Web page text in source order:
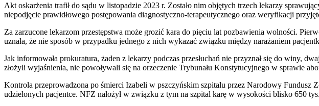
Akt oskarżenia trafił do sądu w listopadzie 2023 r. Zostało nim objętych trzech lekarzy
niepodjęcie prawidłowego postępowania diagnostyczno-terapeutycznego oraz weryfikacji
Za zarzucone lekarzom przestępstwa może grozić kara do pięciu lat pozbawienia wolności.
uznała, że nie sposób w przypadku jednego z nich wykazać związku między narażaniem
Jak informowała prokuratura, żaden z lekarzy podczas przesłuchań nie przyznał się do winy,
złożyli wyjaśnienia, nie powoływali się na orzeczenie Trybunału Konstytucyjnego w sprawie
Kontrola przeprowadzona po śmierci Izabeli w pszczyńskim szpitalu przez Narodowy
udzielonych pacjentce. NFZ nałożył w związku z tym na szpital karę w wysokości blisko 650